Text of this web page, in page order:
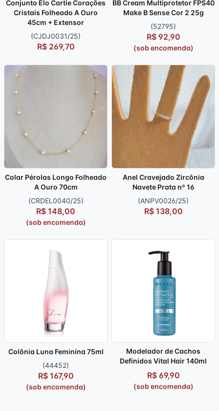
Conjunto Elo Cartie Corações
Cristais Folheado A Ouro
45cm + Extensor
(CJDJ0031/25)
R$ 269,70
BB Cream Multiprotetor FPS40
Make B Sense Cor 2 25g
(52795)
R$ 92,90
(sob encomenda)
Colar Pérolas Longo Folheado
A Ouro 70cm
(CRDEL0040/25)
R$ 148,00
(sob encomenda)
Anel Cravejado Zircônia
Navete Prata nº 16
(ANPV0026/25)
R$ 138,00
Colônia Luna Feminina 75ml
(44452)
R$ 167,90
(sob encomenda)
Modelador de Cachos
Definidos Vital Hair 140ml
R$ 69,90
(sob encomenda)